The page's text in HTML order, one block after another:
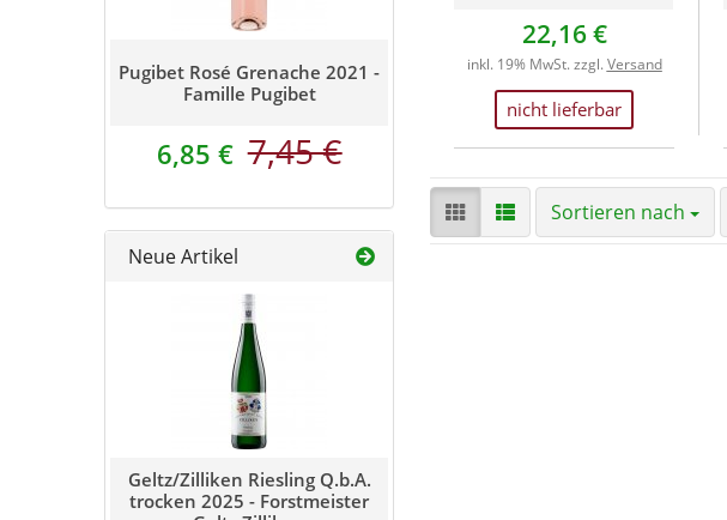
22,16 €
nicht lieferbar
inkl. 19% MwSt. zzgl. Versand
Sortieren nach
Pugibet Rosé Grenache 2021 -
Famille Pugibet
6,85 € 7,45 €
Neue Artikel
Geltz/Zilliken Riesling Q.b.A.
trocken 2025 - Forstmeister